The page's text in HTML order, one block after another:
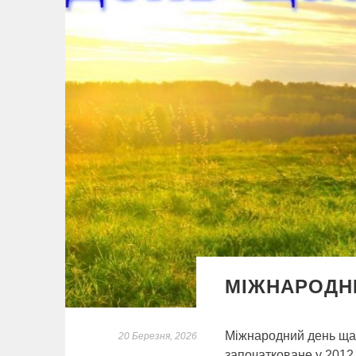
20 Березня, 2026
Міжнародний день